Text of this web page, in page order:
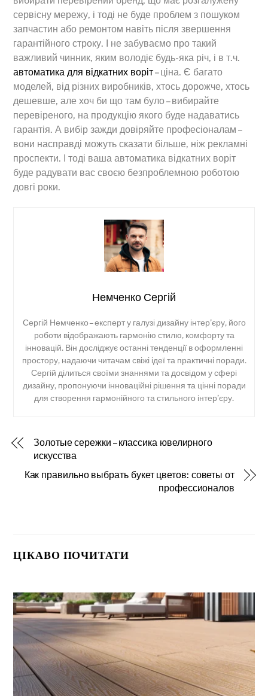
сервісну мережу, і тоді не буде проблем з пошуком
запчастин або ремонтом навіть після звершення
гарантійного строку. І не забуваємо про такий
важливий чинник, яким володіє будь-яка річ, і в т.ч.
автоматика для відкатних воріт– ціна. Є багато
моделей, від різних виробників, хтось дорожче, хтось
дешевше, але хоч би що там було – вибирайте
перевіреного, на продукцію якого буде надаватись
гарантія. А вибір зажди довіряйте професіоналам –
вони насправді можуть сказати більше, ніж рекламні
проспекти. І тоді ваша автоматика відкатних воріт
буде радувати вас своєю безпроблемною роботою
довгі роки.
Немченко Сергій
Сергій Немченко – експерт у галузі дизайну інтер’єру, його
роботи відображають гармонію стилю, комфорту та
інновацій. Він досліджує останні тенденції в оформленні
простору, надаючи читачам свіжі ідеї та практичні поради.
Сергій ділиться своїми знаннями та досвідом у сфері
дизайну, пропонуючи інноваційні рішення та цінні поради
для створення гармонійного та стильного інтер’єру.
Золотые сережки – классика ювелирного
искусства
Как правильно выбрать букет цветов: советы от
профессионалов
ЦІКАВО ПОЧИТАТИ